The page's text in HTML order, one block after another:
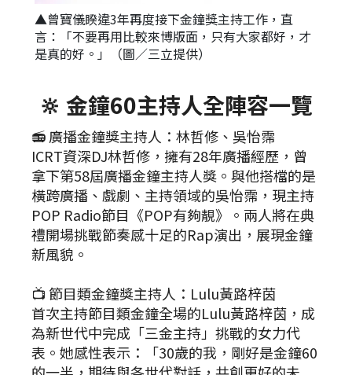
🔆 金鐘60主持人全陣容一覽
📻 廣播金鐘獎主持人：林哲修、吳怡霈
ICRT資深DJ林哲修，擁有28年廣播經歷，曾
拿下第58屆廣播金鐘主持人獎。與他搭檔的是
橫跨廣播、戲劇、主持領域的吳怡霈，現主持
POP Radio節目《POP有夠靚》。兩人將在典
禮開場挑戰節奏感十足的Rap演出，展現金鐘
新風貌。
📺 節目類金鐘獎主持人：Lulu黃路梓茵
首次主持節目類金鐘全場的Lulu黃路梓茵，成
為新世代中完成「三金主持」挑戰的女力代
表。她感性表示：「30歲的我，剛好是金鐘60
▲曾寶儀睽違3年再度接下金鐘獎主持工作，直
言：「不要再用比較來博版面，只有大家都好，才
是真的好。」（圖／三立提供）